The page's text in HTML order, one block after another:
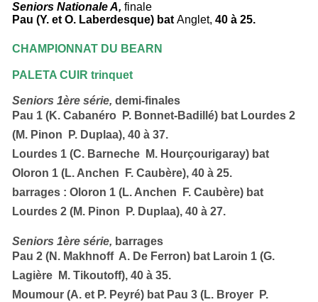
Seniors Nationale A, finale
Pau (Y. et O. Laberdesque) batAnglet,40 à 25.
CHAMPIONNAT DU BEARN
PALETA CUIR trinquet
Seniors 1ère série, demi-finales
Pau 1 (K. Cabanéro  P. Bonnet-Badillé) bat Lourdes 2
(M. Pinon  P. Duplaa), 40 à 37.
Lourdes 1 (C. Barneche  M. Hourçourigaray) bat
Oloron 1 (L. Anchen  F. Caubère),40 à 25.
barrages :Oloron 1 (L. Anchen  F. Caubère) bat
Lourdes 2 (M. Pinon  P. Duplaa),40 à 27.
Seniors 1ère série, barrages
Pau 2 (N. Makhnoff  A. De Ferron) bat Laroin 1 (G.
Lagière  M. Tikoutoff),40 à 35.
Moumour (A. et P. Peyré) bat Pau 3 (L. Broyer  P.